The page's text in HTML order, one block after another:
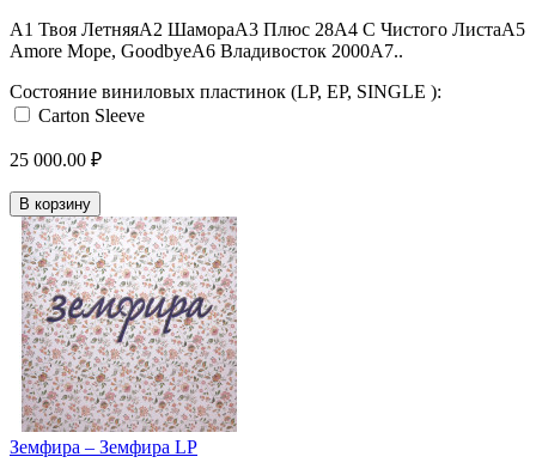
A1 Твоя ЛетняяA2 ШамораA3 Плюс 28A4 С Чистого ЛистаA5
Amore Море, GoodbyeA6 Владивосток 2000A7..
Состояние виниловых пластинок (LP, EP, SINGLE ):
Carton Sleeve
25 000.00 ₽
В корзину
Земфира – Земфира LP